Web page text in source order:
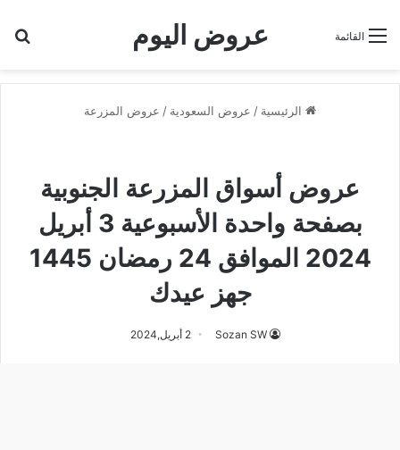
عروض اليوم القائمة
الرئيسية / عروض السعودية / عروض المزرعة
عروض أسواق المزرعة الجنوبية
بصفحة واحدة الأسبوعية 3 أبريل
2024 الموافق 24 رمضان 1445
جهز عيدك
Sozan SW 2 أبريل,2024